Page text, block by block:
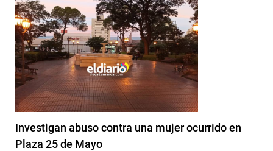
Investigan abuso contra una mujer ocurrido en
Plaza 25 de Mayo